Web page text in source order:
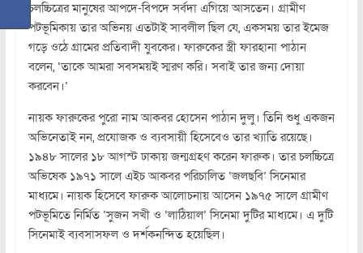
চলচ্চিত্রের মানুষের আপদে-বিপদে সর্বদা এগিয়ে আসতেন। গ্রামীণ
পটভূমিকায় তার অভিনয় এতটাই সাবলীল ছিল যে, একসময় তার ইমেজ
গড়ে ওঠে গ্রামের প্রতিবাদী যুবকের। ফারুকের স্ত্রী ফারহানা পাঠান
বলেন, ‘তাকে আমরা সবসময়ই স্মরণ করি। সবাই তার জন্য দোয়া
করবেন।’
নায়ক ফারুকের পুরো নাম আকবর হোসেন পাঠান দুলু। তিনি শুধু একজন
অভিনেতাই নন, প্রযোজক ও ব্যবসায়ী হিসেবেও তার খ্যাতি রয়েছে।
১৯৪৮ সালের ১৮ আগস্ট ঢাকায় জন্মগ্রহণ করেন ফারুক। তার চলচ্চিত্রে
অভিষেক ১৯৭১ সালে এইচ আকবর পরিচালিত ‘জলছবি’ সিনেমার
মাধ্যমে। নায়ক হিসেবে ফারুক আলোচনায় আসেন ১৯৭৫ সালে গ্রামীণ
পটভূমিতে নির্মিত ‘সুজন সখী ও ‘লাঠিয়াল’ সিনেমা দুটির মাধ্যমে। এ দুটি
সিনেমাই ব্যবসাসফল ও দর্শকনন্দিত হয়েছিল।